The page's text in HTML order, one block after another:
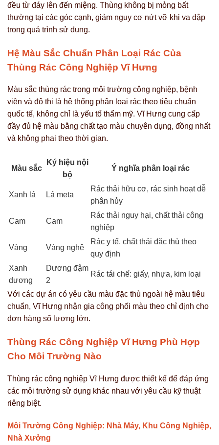
đều từ đáy lên đến miệng. Thùng không bị mỏng bất
thường tại các góc cạnh, giảm nguy cơ nứt vỡ khi va đập
trong quá trình sử dụng.
Hệ Màu Sắc Chuẩn Phân Loại Rác Của
Thùng Rác Công Nghiệp Vĩ Hưng
Màu sắc thùng rác trong môi trường công nghiệp, bệnh
viện và đô thị là hệ thống phân loại rác theo tiêu chuẩn
quốc tế, không chỉ là yếu tố thẩm mỹ. Vĩ Hưng cung cấp
đầy đủ hệ màu bằng chất tạo màu chuyên dụng, đồng nhất
và không phai theo thời gian.
Màu sắc
Ký hiệu nội
bộ
Ý nghĩa phân loại rác
Xanh lá Lá meta
Rác thải hữu cơ, rác sinh hoạt dễ
phân hủy
Cam Cam
Rác thải nguy hại, chất thải công
nghiệp
Vàng Vàng nghệ
Rác y tế, chất thải đặc thù theo
quy định
Xanh
dương
Dương đậm
2
Rác tái chế: giấy, nhựa, kim loại
Với các dự án có yêu cầu màu đặc thù ngoài hệ màu tiêu
chuẩn, Vĩ Hưng nhận gia công phối màu theo chỉ định cho
đơn hàng số lượng lớn.
Thùng Rác Công Nghiệp Vĩ Hưng Phù Hợp
Cho Môi Trường Nào
Thùng rác công nghiệp Vĩ Hưng được thiết kế để đáp ứng
các môi trường sử dụng khác nhau với yêu cầu kỹ thuật
riêng biệt.
Môi Trường Công Nghiệp: Nhà Máy, Khu Công Nghiệp,
Nhà Xưởng